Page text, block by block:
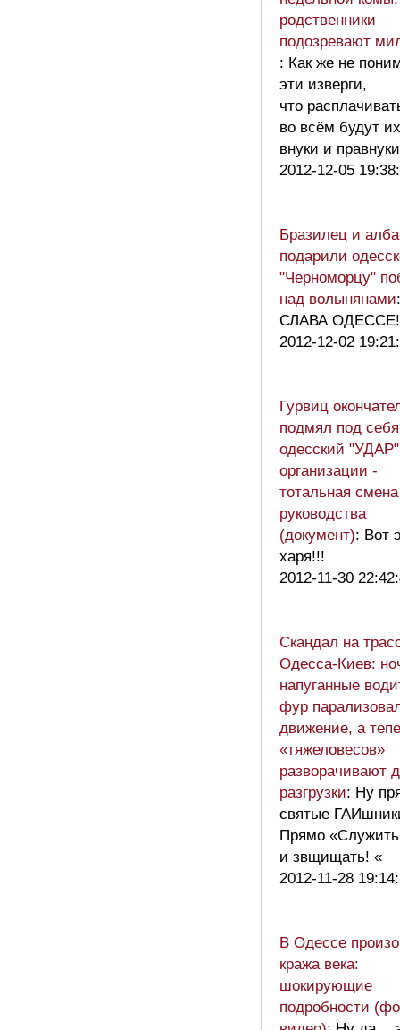
родственники
подозревают
: Как же не
эти изверги,
что
во всём будут
внуки и
2012-12-05
Бразилец и
подарили
"Черноморцу"
над волынянами:
СЛАВА
2012-12-02
Гурвиц
подмял под себя
одесский
организации -
тотальная смена
руководства
(документ): Вот
харя!!!
2012-11-30
Скандал на
Одесса-Киев:
напуганные
фур
движение, а
«тяжеловесов»
разворачивают
разгрузки: Ну
святые
Прямо «Служить
и звщищать! «
2012-11-28
В Одессе
кража века:
шокирующие
подробности